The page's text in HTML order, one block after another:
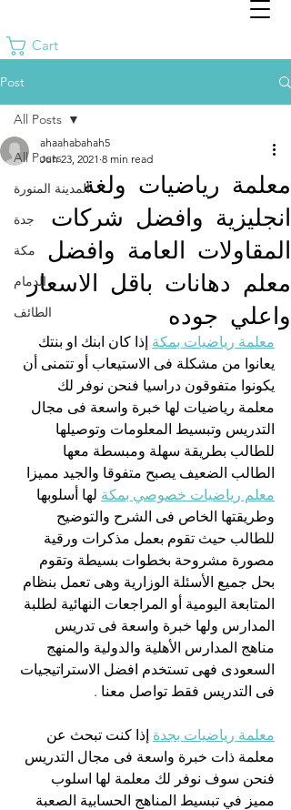
Cart
Post
All Posts
المدينة المنورة
جدة
مكة
الدمام
الطائف
All Posts
معلمة رياضيات ولغة
انجليزية وافضل شركات
المقاولات العامة وافضل
معلم دهانات باقل الاسعار
واعلي جوده
ahaahabahah5
Jun 23, 2021 8 min read
معلمة رياضيات بمكة إذا كان ابنك او بنتك
يعانوا من مشكلة فى الاستيعاب أو تتمنى أن
يكونوا متفوقون دراسيا فنحن نوفر لك
معلمة رياضيات لها خبرة واسعة فى مجال
التدريس وتبسيط المعلومات وتوصيلها
للطالب بطريقة سهلة ومبسطة معها
الطالب الضعيف يصبح متفوقا والجيد مميزا
معلم رياضيات خصوصي بمكة لها أسلوبها
وطريقتها الخاص فى الشرح والتوضيح
للطالب حيث تقوم بعمل مذكرات ورقية
مصورة مشروحة بخطوات بسيطة وتقوم
بحل جميع الأسئلة الوزارية وهى تعمل بنظام
المتابعة اليومية أو المراجعات النهائية لطلبة
المدارس ولها خبرة واسعة فى تدريس
مناهج المدارس الأهلية والدولية والمنهج
السعودى فهى تستخدم افضل الاستراتيجيات
فى التدريس فقط تواصل معنا .
معلمة رياضيات بجدة إذا كنت تبحث عن
معلمة ذات خبرة واسعة فى مجال التدريس
فنحن سوف نوفر لك معلمة لها اسلوب
مميز في تبسيط المناهج الحسابية الصعبة